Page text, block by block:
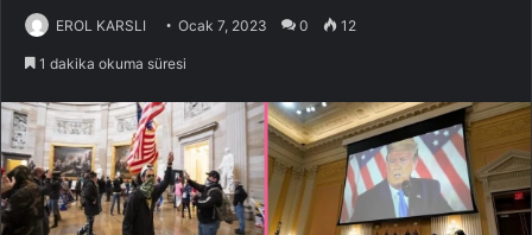
EROL KARSLI Ocak 7, 2023 0 12
1 dakika okuma süresi